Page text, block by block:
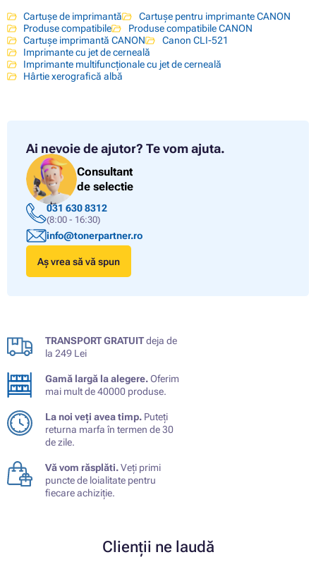
Cartușe de imprimantă
Cartușe pentru imprimante CANON
Produse compatibile
Produse compatibile CANON
Cartușe imprimantă CANON
Canon CLI-521
Imprimante cu jet de cerneală
Imprimante multifuncționale cu jet de cerneală
Hârtie xerografică albă
Ai nevoie de ajutor? Te vom ajuta.
Consultant
de selectie
031 630 8312
(8:00 - 16:30)
info@tonerpartner.ro
Aș vrea să vă spun
TRANSPORT GRATUITdeja de
la 249 Lei
Gamă largă la alegere.Oferim
mai mult de 40000 produse.
La noi veți avea timp. Puteți
returna marfa în termen de 30
de zile.
Vă vom răsplăti.Veți primi
puncte de loialitate pentru
fiecare achiziție.
Clienții ne laudă